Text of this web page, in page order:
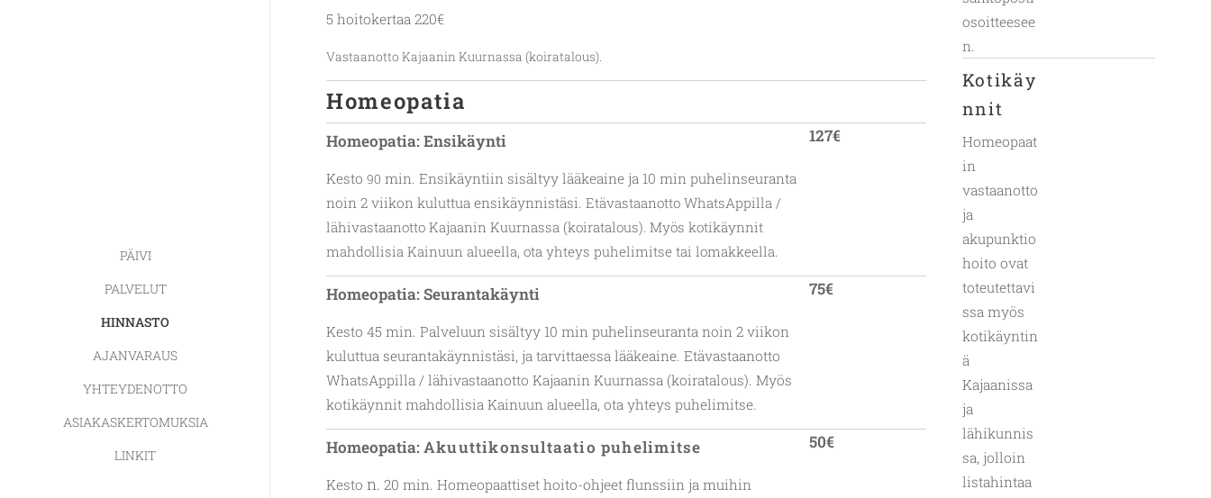
PÄIVI
PALVELUT
HINNASTO
AJANVARAUS
YHTEYDENOTTO
ASIAKASKERTOMUKSIA
LINKIT
5 hoitokertaa 220€
Vastaanotto Kajaanin Kuurnassa (koiratalous).
Homeopatia
Homeopatia: Ensikäynti
Kesto 90 min. Ensikäyntiin sisältyy lääkeaine ja 10 min puhelinseuranta
noin 2 viikon kuluttua ensikäynnistäsi. Etävastaanotto WhatsAppilla /
lähivastaanotto Kajaanin Kuurnassa (koiratalous). Myös kotikäynnit
mahdollisia Kainuun alueella, ota yhteys puhelimitse tai lomakkeella.
127€
Homeopatia: Seurantakäynti
Kesto 45 min. Palveluun sisältyy 10 min puhelinseuranta noin 2 viikon
kuluttua seurantakäynnistäsi, ja tarvittaessa lääkeaine. Etävastaanotto
WhatsAppilla / lähivastaanotto Kajaanin Kuurnassa (koiratalous). Myös
kotikäynnit mahdollisia Kainuun alueella, ota yhteys puhelimitse.
75€
Homeopatia: Akuuttikonsultaatio puhelimitse
Kesto n. 20 min. Homeopaattiset hoito-ohjeet flunssiin ja muihin
50€
osoitteesee
n.
Kotikäy
nnit
Homeopaat
in
vastaanotto
ja
akupunktio
hoito ovat
toteutettavi
ssa myös
kotikäyntin
ä
Kajaanissa
ja
lähikunnis
sa, jolloin
listahintaa